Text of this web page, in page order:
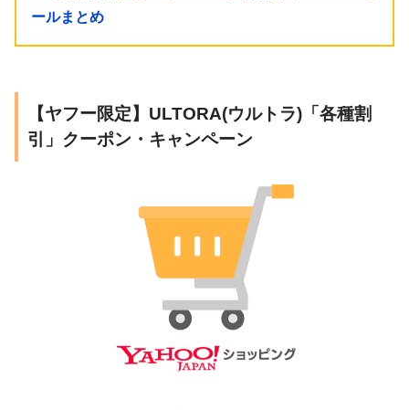
ールまとめ
【ヤフー限定】ULTORA(ウルトラ)「各種割
引」クーポン・キャンペーン